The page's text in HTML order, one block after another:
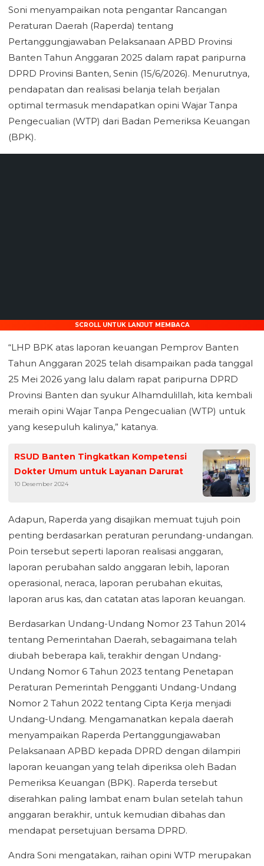
Soni menyampaikan nota pengantar Rancangan
Peraturan Daerah (Raperda) tentang
Pertanggungjawaban Pelaksanaan APBD Provinsi
Banten Tahun Anggaran 2025 dalam rapat paripurna
DPRD Provinsi Banten, Senin (15/6/2026). Menurutnya,
pendapatan dan realisasi belanja telah berjalan
optimal termasuk mendapatkan opini Wajar Tanpa
Pengecualian (WTP) dari Badan Pemeriksa Keuangan
(BPK).
SCROLL UNTUK LANJUT MEMBACA
“LHP BPK atas laporan keuangan Pemprov Banten
Tahun Anggaran 2025 telah disampaikan pada tanggal
25 Mei 2026 yang lalu dalam rapat paripurna DPRD
Provinsi Banten dan syukur Alhamdulillah, kita kembali
meraih opini Wajar Tanpa Pengecualian (WTP) untuk
yang kesepuluh kalinya,” katanya.
RSUD Banten Tingkatkan Kompetensi
Dokter Umum untuk Layanan Darurat
10 Desember 2024
Adapun, Raperda yang disajikan memuat tujuh poin
penting berdasarkan peraturan perundang-undangan.
Poin tersebut seperti laporan realisasi anggaran,
laporan perubahan saldo anggaran lebih, laporan
operasional, neraca, laporan perubahan ekuitas,
laporan arus kas, dan catatan atas laporan keuangan.
Berdasarkan Undang-Undang Nomor 23 Tahun 2014
tentang Pemerintahan Daerah, sebagaimana telah
diubah beberapa kali, terakhir dengan Undang-
Undang Nomor 6 Tahun 2023 tentang Penetapan
Peraturan Pemerintah Pengganti Undang-Undang
Nomor 2 Tahun 2022 tentang Cipta Kerja menjadi
Undang-Undang. Mengamanatkan kepala daerah
menyampaikan Raperda Pertanggungjawaban
Pelaksanaan APBD kepada DPRD dengan dilampiri
laporan keuangan yang telah diperiksa oleh Badan
Pemeriksa Keuangan (BPK). Raperda tersebut
diserahkan paling lambat enam bulan setelah tahun
anggaran berakhir, untuk kemudian dibahas dan
mendapat persetujuan bersama DPRD.
Andra Soni mengatakan, raihan opini WTP merupakan